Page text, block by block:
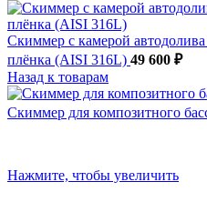
Скиммер с камерой
плёнка (AISI 316L) 49 600 ₽
Назад к товарам
Скиммер для композитного
Нажмите, чтобы увеличить